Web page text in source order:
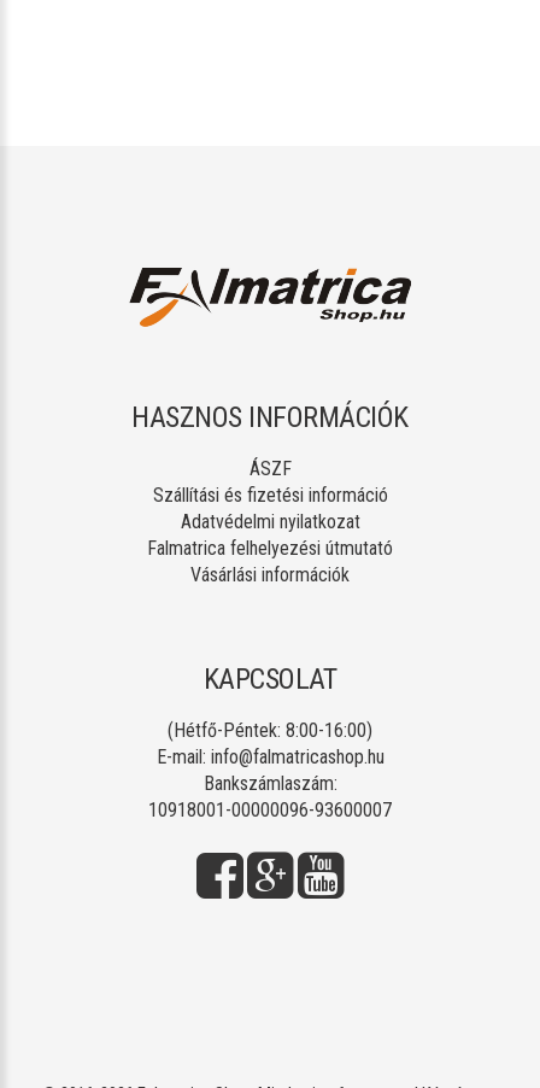
HASZNOS INFORMÁCIÓK
ÁSZF
Szállítási és fizetési információ
Adatvédelmi nyilatkozat
Falmatrica felhelyezési útmutató
Vásárlási információk
KAPCSOLAT
(Hétfő-Péntek: 8:00-16:00)
E-mail: info@falmatricashop.hu
Bankszámlaszám:
10918001-00000096-93600007